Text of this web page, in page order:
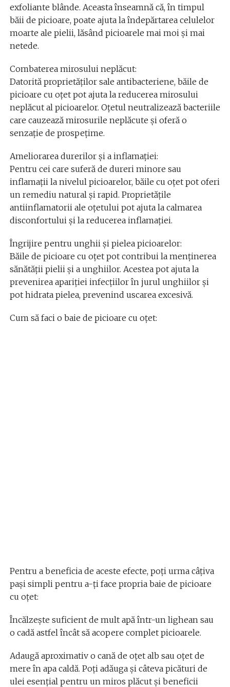
exfoliante blânde. Aceasta înseamnă că, în timpul
băii de picioare, poate ajuta la îndepărtarea celulelor
moarte ale pielii, lăsând picioarele mai moi și mai
netede.
Combaterea mirosului neplăcut:
Datorită proprietăților sale antibacteriene, băile de
picioare cu oțet pot ajuta la reducerea mirosului
neplăcut al picioarelor. Oțetul neutralizează bacteriile
care cauzează mirosurile neplăcute și oferă o
senzație de prospețime.
Ameliorarea durerilor și a inflamației:
Pentru cei care suferă de dureri minore sau
inflamații la nivelul picioarelor, băile cu oțet pot oferi
un remediu natural și rapid. Proprietățile
antiinflamatorii ale oțetului pot ajuta la calmarea
disconfortului și la reducerea inflamației.
Îngrijire pentru unghii și pielea picioarelor:
Băile de picioare cu oțet pot contribui la menținerea
sănătății pielii și a unghiilor. Acestea pot ajuta la
prevenirea apariției infecțiilor în jurul unghiilor și
pot hidrata pielea, prevenind uscarea excesivă.
Cum să faci o baie de picioare cu oțet:
Pentru a beneficia de aceste efecte, poți urma câțiva
pași simpli pentru a-ți face propria baie de picioare
cu oțet:
Încălzește suficient de mult apă într-un lighean sau
o cadă astfel încât să acopere complet picioarele.
Adaugă aproximativ o cană de oțet alb sau oțet de
mere în apa caldă. Poți adăuga și câteva picături de
ulei esențial pentru un miros plăcut și beneficii